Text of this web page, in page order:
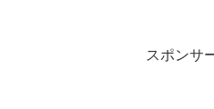
スポンサ